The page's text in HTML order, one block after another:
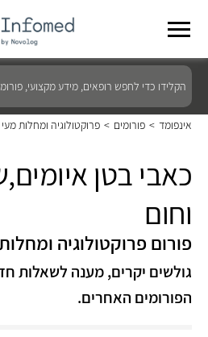
הקלידו
כדי
לחפש
רופאים,
מידע
ועוד...
אינפומד > פורומים > פרוקטולוגיה ומחלות מעי
כאבי בטן
וחום
פורום פרוקטולוגיה
גולשים יקרים, מענה לשאלות
הפורומים האחרים.